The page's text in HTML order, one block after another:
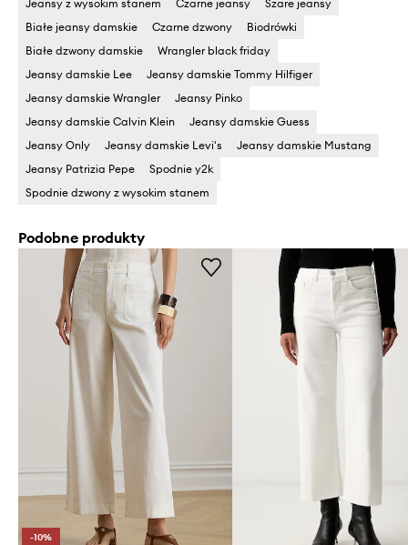
Jeansy z wysokim stanem Czarne jeansy
Szare jeansy
Białe jeansy damskie
Czarne dzwony
Biodrówki
Białe dzwony damskie
Wrangler black friday
Jeansy damskie Lee
Jeansy damskie Tommy Hilfiger
Jeansy damskie Wrangler
Jeansy Pinko
Jeansy damskie Calvin Klein
Jeansy damskie Guess
Jeansy Only
Jeansy damskie Levi's
Jeansy damskie Mustang
Jeansy Patrizia Pepe
Spodnie y2k
Spodnie dzwony z wysokim stanem
Podobne produkty
-10%